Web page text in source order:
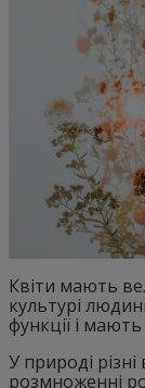
Квіти мають
культурі
функції і
У природі
розмноженні